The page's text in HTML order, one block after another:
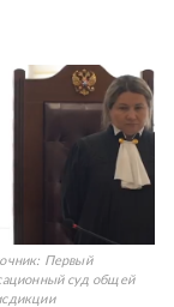
Первый
суд общей